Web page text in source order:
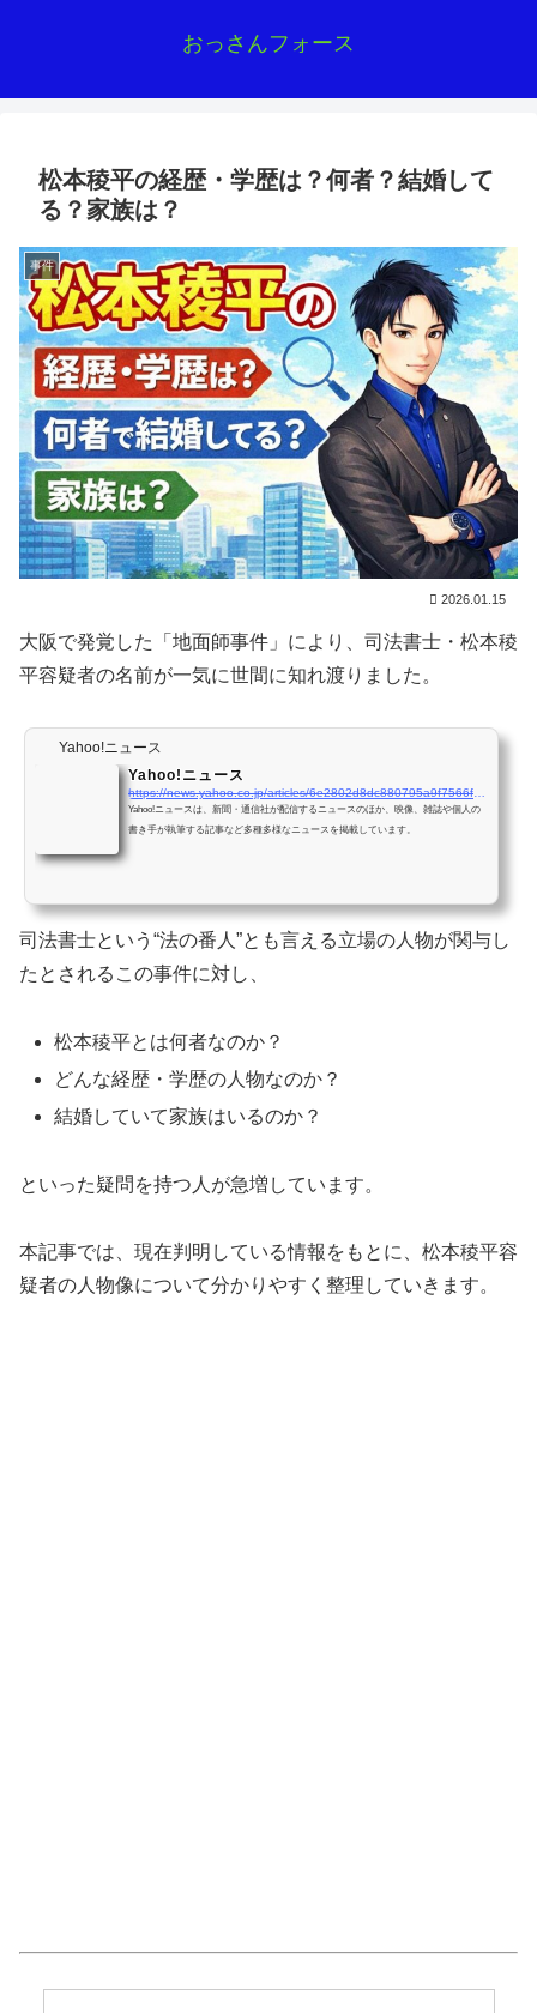
おっさんフォース
松本稜平の経歴・学歴は？何者？結婚して
る？家族は？
事件
2026.01.15
大阪で発覚した「地面師事件」により、司法書士・松本稜
平容疑者の名前が一気に世間に知れ渡りました。
Yahoo!ニュース
Yahoo!ニュース
Yahoo!ニュースは、新聞・通信社が配信するニュースのほか、映像、雑誌や個人の
書き手が執筆する記事など多種多様なニュースを掲載しています。
司法書士という“法の番人”とも言える立場の人物が関与し
たとされるこの事件に対し、
松本稜平とは何者なのか？
どんな経歴・学歴の人物なのか？
結婚していて家族はいるのか？
といった疑問を持つ人が急増しています。
本記事では、現在判明している情報をもとに、松本稜平容
疑者の人物像について分かりやすく整理していきます。